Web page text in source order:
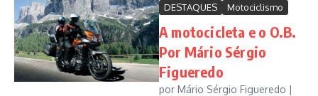
DESTAQUES Motociclismo
A motocicleta e o O.B.
Por Mário Sérgio
Figueredo
por Mário Sérgio Figueredo |